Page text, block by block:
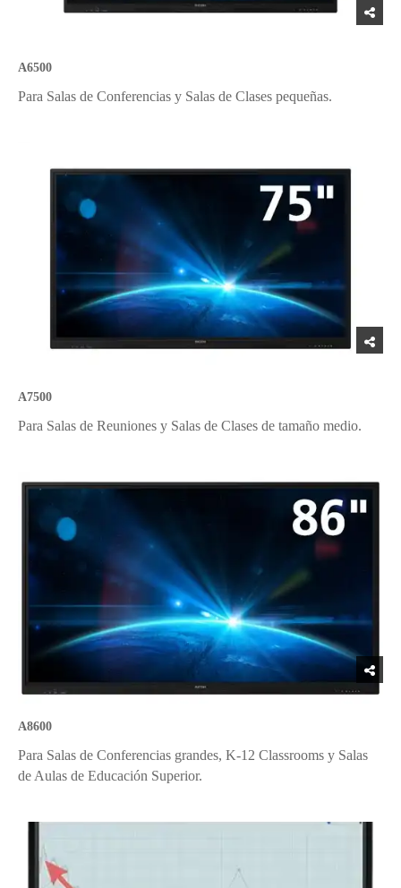
A6500
Para Salas de Conferencias y Salas de Clases pequeñas.
A7500
Para Salas de Reuniones y Salas de Clases de tamaño medio.
A8600
Para Salas de Conferencias grandes, K-12 Classrooms y Salas
de Aulas de Educación Superior.